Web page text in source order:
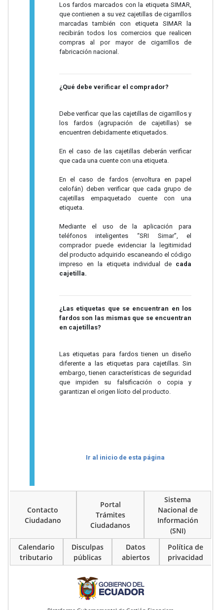
Los fardos marcados con la etiqueta SIMAR,
que contienen a su vez cajetillas de cigarrillos
marcadas también con etiqueta SIMAR la
recibirán todos los comercios que realicen
compras al por mayor de cigarrillos de
fabricación nacional.
¿Qué debe verificar el comprador?
Debe verificar que las cajetillas de cigarrillos y
los fardos (agrupación de cajetillas) se
encuentren debidamente etiquetados.
En el caso de las cajetillas deberán verificar
que cada una cuente con una etiqueta.
En el caso de fardos (envoltura en papel
celofán) deben verificar que cada grupo de
cajetillas empaquetado cuente con una
etiqueta.
Mediante el uso de la aplicación para
teléfonos inteligentes “SRI Simar”, el
comprador puede evidenciar la legitimidad
del producto adquirido escaneando el código
impreso en la etiqueta individual de cada
cajetilla.
¿Las etiquetas que se encuentran en los
fardos son las mismas que se encuentran
en cajetillas?
Las etiquetas para fardos tienen un diseño
diferente a las etiquetas para cajetillas. Sin
embargo, tienen características de seguridad
que impiden su falsificación o copia y
garantizan el origen lícito del producto.
Ir al inicio de esta página
Contacto
Ciudadano
Portal
Trámites
Ciudadanos
Sistema
Nacional de
Información
(SNI)
Calendario
tributario
Disculpas
públicas
Datos
abiertos
Política de
privacidad